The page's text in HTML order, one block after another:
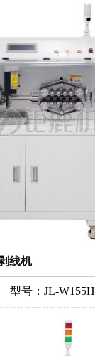
线机
型号：JL-W155H